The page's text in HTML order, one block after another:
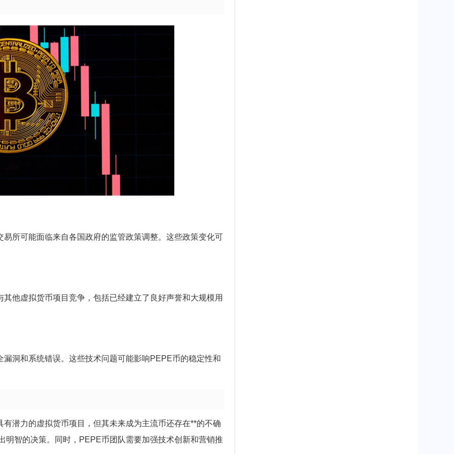
所可能面临来自各国政府的监管政策调整。这些政策变化可
他虚拟货币项目竞争，包括已经建立了良好声誉和大规模用
洞和系统错误。这些技术问题可能影响PEPE币的稳定性和
潜力的虚拟货币项目，但其未来成为主流币还存在**的不确
明智的决策。同时，PEPE币团队需要加强技术创新和营销推